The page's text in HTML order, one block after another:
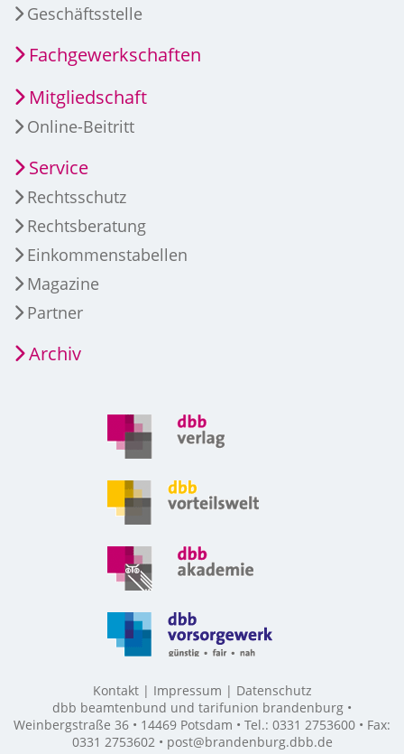
Geschäftsstelle
Fachgewerkschaften
Mitgliedschaft
Online-Beitritt
Service
Rechtsschutz
Rechtsberatung
Einkommenstabellen
Magazine
Partner
Archiv
Kontakt Impressum
Datenschutz
dbb beamtenbund und tarifunion brandenburg •
Weinbergstraße 36 • 14469 Potsdam • Tel.: 0331 2753600 • Fax:
0331 2753602 • post@brandenburg.dbb.de